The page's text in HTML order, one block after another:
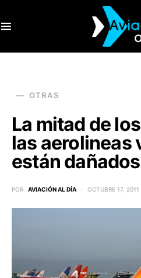
OTRAS
La mitad de
las aerolineas
están
POR AVIACIÓN AL DÍA OCTUBRE 17, 2011